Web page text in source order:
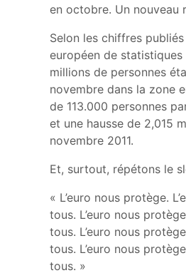
en octobre. Un nouveau
Selon les chiffres
européen de statistiques
millions de personnes
novembre dans la zone
de 113.000 personnes
et une hausse de 2,015
novembre 2011.
Et, surtout, répétons le
« L’euro nous protège.
tous. L’euro nous
tous. L’euro nous
tous. L’euro nous
tous. »